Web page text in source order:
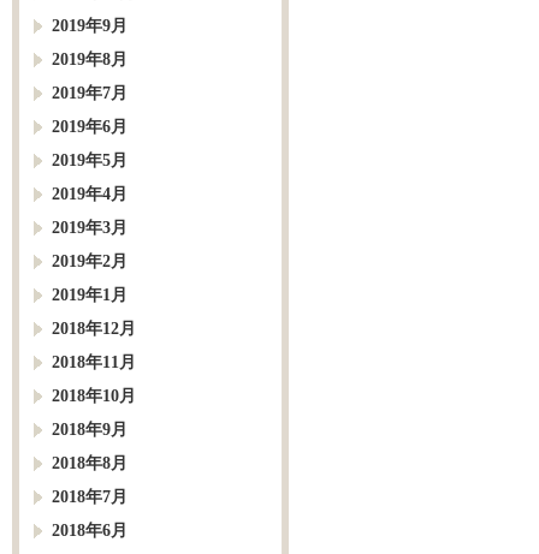
2019年9月
2019年8月
2019年7月
2019年6月
2019年5月
2019年4月
2019年3月
2019年2月
2019年1月
2018年12月
2018年11月
2018年10月
2018年9月
2018年8月
2018年7月
2018年6月